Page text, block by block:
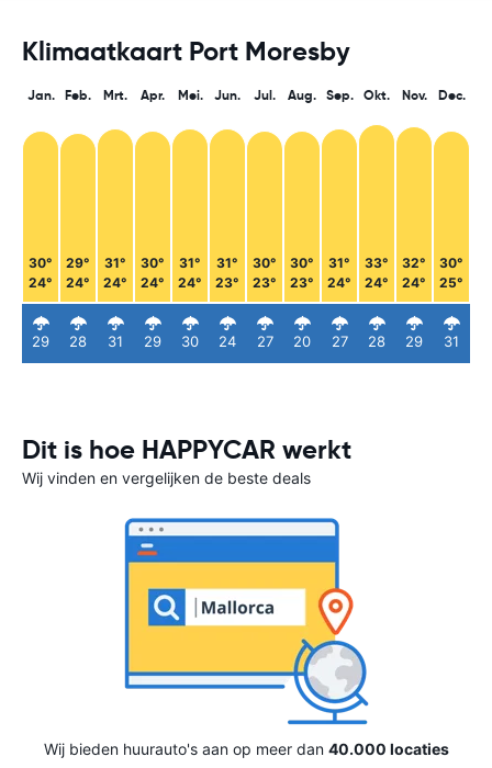
Klimaatkaart Port Moresby
Jan.
30°
24°
29
Feb.
29°
24°
28
Mrt.
31°
24°
31
Apr.
30°
24°
29
Mei.
31°
24°
30
Jun.
31°
23°
24
Jul.
30°
23°
27
Aug.
30°
23°
20
Sep.
31°
24°
27
Okt.
33°
24°
28
Nov.
32°
24°
29
Dec.
30°
25°
31
Dit is hoe HAPPYCAR werkt
Wij vinden en vergelijken de beste deals
Wij bieden huurauto's aan op meer dan 40.000 locaties